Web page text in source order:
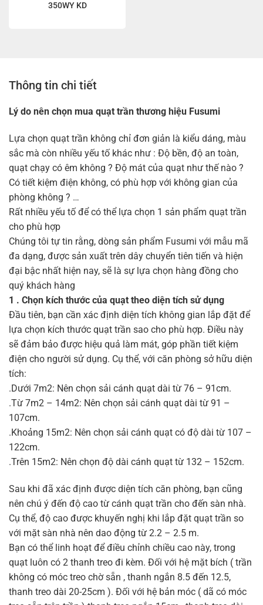
350WY KD
Thông tin chi tiết
Lý do nên chọn mua quạt trần thương hiệu Fusumi
Lựa chọn quạt trần không chỉ đơn giản là kiểu dáng, màu
sắc mà còn nhiều yếu tố khác như : Độ bền, độ an toàn,
quạt chạy có êm không ? Độ mát của quạt như thế nào ?
Có tiết kiệm điện không, có phù hợp với không gian của
phòng không ? …
Rất nhiều yếu tố để có thể lựa chọn 1 sản phẩm quạt trần
cho phù hợp
Chúng tôi tự tin rằng, dòng sản phẩm Fusumi với mẫu mã
đa dạng, được sản xuất trên dây chuyển tiên tiến và hiện
đại bậc nhất hiện nay, sẽ là sự lựa chọn hàng đồng cho
quý khách hàng
1 . Chọn kích thước của quạt theo diện tích sử dụng
Đầu tiên, bạn cần xác định diện tích không gian lắp đặt để
lựa chọn kích thước quạt trần sao cho phù hợp. Điều này
sẽ đảm bảo được hiệu quả làm mát, góp phần tiết kiệm
điện cho người sử dụng. Cụ thể, với căn phòng sở hữu diện
tích:
.Dưới 7m2: Nên chọn sải cánh quạt dài từ 76 – 91cm.
.Từ 7m2 – 14m2: Nên chọn sải cánh quạt dài từ 91 –
107cm.
.Khoảng 15m2: Nên chọn sải cánh quạt có độ dài từ 107 –
122cm.
.Trên 15m2: Nên chọn độ dài cánh quạt từ 132 – 152cm.
Sau khi đã xác định được diện tích căn phòng, bạn cũng
nên chú ý đến độ cao từ cánh quạt trần cho đến sàn nhà.
Cụ thể, độ cao được khuyến nghị khi lắp đặt quạt trần so
với mặt sàn nhà nên dao động từ 2.2 – 2.5 m.
Bạn có thể linh hoạt để điều chỉnh chiều cao này, trong
quạt luôn có 2 thanh treo đi kèm. Đối với hệ mặt bích ( trần
không có móc treo chờ sẵn , thanh ngắn 8.5 đến 12.5,
thanh treo dài 20-25cm ). Đối với hệ bản móc ( dã có móc